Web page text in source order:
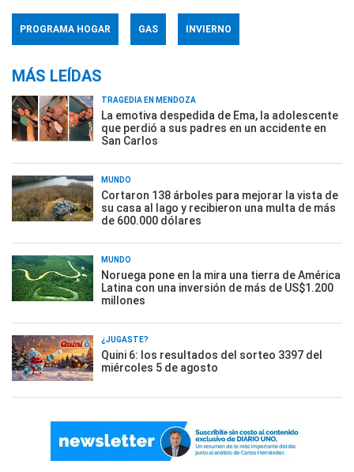
PROGRAMA HOGAR GAS INVIERNO
MÁS LEÍDAS
TRAGEDIA EN MENDOZA
La emotiva despedida de Ema, la adolescente
que perdió a sus padres en un accidente en
San Carlos
MUNDO
Cortaron 138 árboles para mejorar la vista de
su casa al lago y recibieron una multa de más
de 600.000 dólares
MUNDO
Noruega pone en la mira una tierra de América
Latina con una inversión de más de US$1.200
millones
¿JUGASTE?
Quini 6: los resultados del sorteo 3397 del
miércoles 5 de agosto